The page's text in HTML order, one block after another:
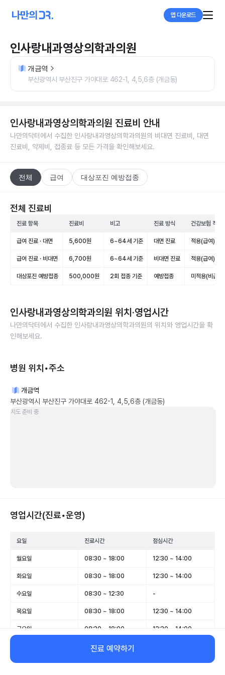
앱 다운로드
인사랑내과영상의학과의원
개금역
부산광역시 부산진구 가야대로 462-1, 4,5,6층 (개금동)
인사랑내과영상의학과의원 진료비 안내
나만의닥터에서 수집한 인사랑내과영상의학과의원의 비대면 진료비, 대면
진료비, 약제비, 접종료 등 모든 가격을 확인해보세요.
전체 급여 대상포진 예방접종
전체 진료비
진료 항목 진료비 비고 진료 방식 건강보험 적용
급여 진료 · 대면 5,600원 6~64세 기준 대면 진료 적용(급여)
급여 진료 · 비대면 6,700원 6~64세 기준 비대면 진료 적용(급여)
대상포진 예방접종 500,000원 2회 접종 기준 예방접종 미적용(비급여)
인사랑내과영상의학과의원 위치·영업시간
나만의닥터에서 수집한 인사랑내과영상의학과의원의 위치와 영업시간을 확
인해보세요.
병원 위치•주소
개금역
부산광역시 부산진구 가야대로 462-1, 4,5,6층 (개금동)
지도 준비 중
영업시간(진료•운영)
요일 진료시간 점심시간
월요일 08:30 ~ 18:00 12:30 ~ 14:00
화요일 08:30 ~ 18:00 12:30 ~ 14:00
수요일 08:30 ~ 12:30 -
목요일 08:30 ~ 18:00 12:30 ~ 14:00
금요일 08:30 ~ 18:00 12:30 ~ 14:00
08:30 ~ 12:30
일요일 휴무 -
진료 예약하기